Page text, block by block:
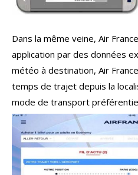
Dans la même veine, Air
application par des données
météo à destination, Air
temps de trajet depuis la
mode de transport